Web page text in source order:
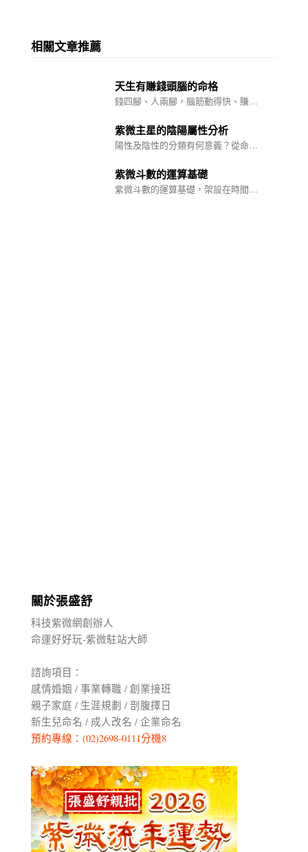
相關文章推薦
天生有賺錢頭腦的命格
錢四腳、人兩腳，腦筋動得快、賺…
紫微主星的陰陽屬性分析
陽性及陰性的分類有何意義？從命…
紫微斗數的運算基礎
紫微斗數的運算基礎，架設在時間…
關於張盛舒
科技紫微網創辦人
命運好好玩-紫微駐站大師
諮詢項目：
感情婚姻 / 事業轉職 / 創業接班
親子家庭 / 生涯規劃 / 剖腹擇日
新生兒命名 / 成人改名 / 企業命名
預約專線：(02)2698-0111分機8